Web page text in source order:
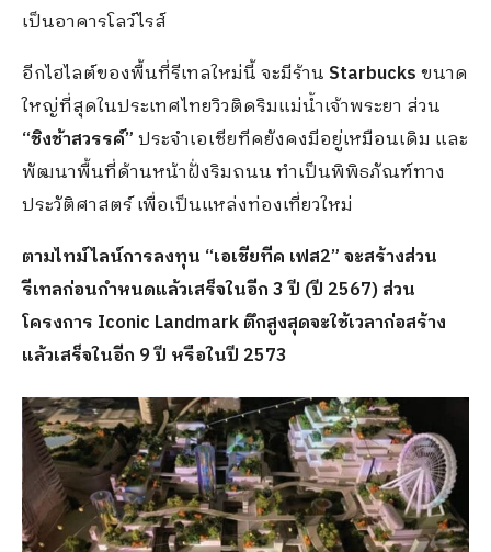
เป็นอาคารโลว์ไรส์
อีกไฮไลต์ของพื้นที่รีเทลใหม่นี้ จะมีร้าน Starbucksขนาด
ใหญ่ที่สุดในประเทศไทยวิวติดริมแม่น้ำเจ้าพระยา ส่วน
“ชิงช้าสวรรค์”ประจำเอเชียทีคยังคงมีอยู่เหมือนเดิม และ
พัฒนาพื้นที่ด้านหน้าฝั่งริมถนน ทำเป็นพิพิธภัณฑ์ทาง
ประวัติศาสตร์ เพื่อเป็นแหล่งท่องเที่ยวใหม่
ตามไทม์ไลน์การลงทุน “เอเชียทีค เฟส2” จะสร้างส่วน
รีเทลก่อนกำหนดแล้วเสร็จในอีก 3 ปี (ปี 2567) ส่วน
โครงการ Iconic Landmark ตึกสูงสุดจะใช้เวลาก่อสร้าง
แล้วเสร็จในอีก 9 ปี หรือในปี 2573